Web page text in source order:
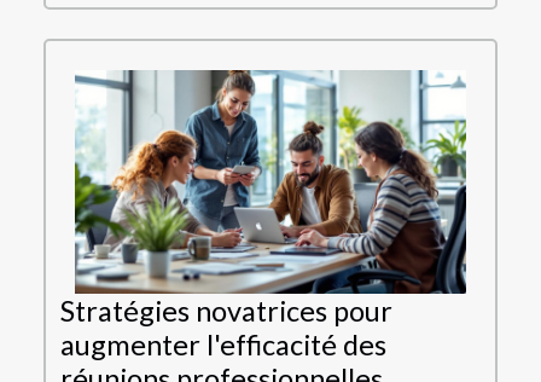
Stratégies novatrices pour
augmenter l'efficacité des